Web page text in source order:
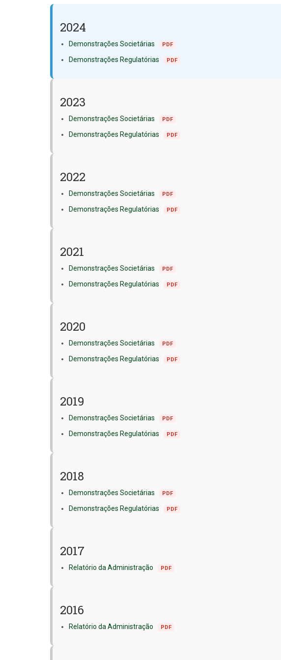
2024
Demonstrações Societárias PDF
Demonstrações Regulatórias PDF
2023
Demonstrações Societárias PDF
Demonstrações Regulatórias PDF
2022
Demonstrações Societárias PDF
Demonstrações Regulatórias PDF
2021
Demonstrações Societárias PDF
Demonstrações Regulatórias PDF
2020
Demonstrações Societárias PDF
Demonstrações Regulatórias PDF
2019
Demonstrações Societárias PDF
Demonstrações Regulatórias PDF
2018
Demonstrações Societárias PDF
Demonstrações Regulatórias PDF
2017
Relatório da Administração PDF
2016
Relatório da Administração PDF